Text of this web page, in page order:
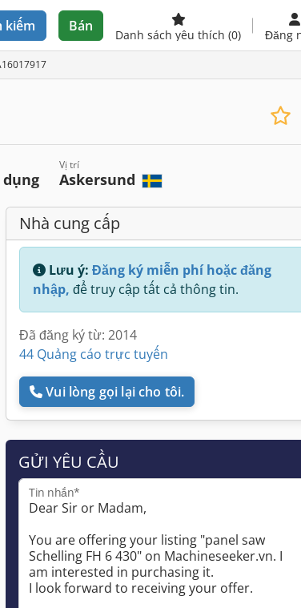
kiếm Bán
Danh sách yêu thích (0) Đăng
Vị trí
Askersund
Nhà cung cấp
Lưu ý: Đăng ký miễn phí hoặc đăng
nhập, để truy cập tất cả thông tin.
Đã đăng ký từ: 2014
44 Quảng cáo trực tuyến
Vui lòng gọi lại cho tôi.
GỬI YÊU CẦU
Tin nhắn*